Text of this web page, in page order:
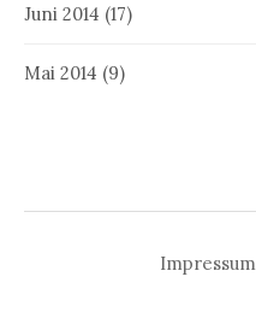
Juni 2014 (17)
Mai 2014 (9)
Impressum